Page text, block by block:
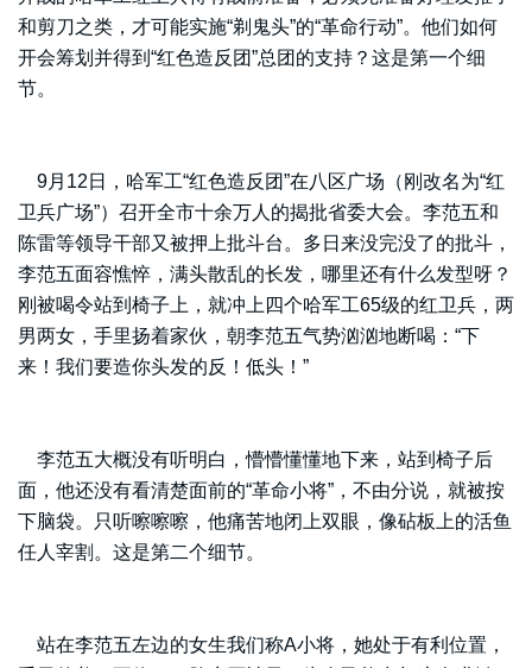
和剪刀之类，才可能实施“剃鬼头”的“革命行动”。他们如何
开会筹划并得到“红色造反团”总团的支持？这是第一个细
节。
9月12日，哈军工“红色造反团”在八区广场（刚改名为“红
卫兵广场”）召开全市十余万人的揭批省委大会。李范五和
陈雷等领导干部又被押上批斗台。多日来没完没了的批斗，
李范五面容憔悴，满头散乱的长发，哪里还有什么发型呀？
刚被喝令站到椅子上，就冲上四个哈军工65级的红卫兵，两
男两女，手里扬着家伙，朝李范五气势汹汹地断喝：“下
来！我们要造你头发的反！低头！”
李范五大概没有听明白，懵懵懂懂地下来，站到椅子后
面，他还没有看清楚面前的“革命小将”，不由分说，就被按
下脑袋。只听嚓嚓嚓，他痛苦地闭上双眼，像砧板上的活鱼
任人宰割。这是第二个细节。
站在李范五左边的女生我们称A小将，她处于有利位置，